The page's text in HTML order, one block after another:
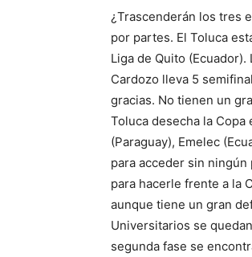
¿Trascenderán los tres
por partes. El Toluca
Liga de Quito
Cardozo lleva 5
gracias. No tienen un
Toluca desecha la
(Paraguay), Emelec
para acceder sin
para hacerle frente a la
aunque tiene un gran
Universitarios se
segunda fase se